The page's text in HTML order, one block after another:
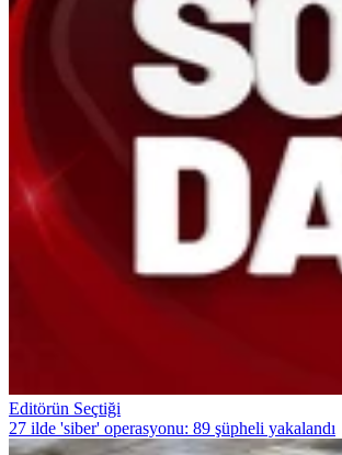
Editörün Seçtiği
27 ilde 'siber' operasyonu: 89 şüpheli yakalandı